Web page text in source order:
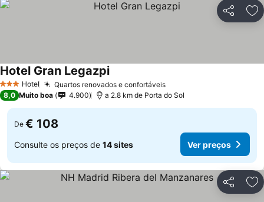
Partilhar
3 EstrelasHotel Quartos renovados e confortáveis
Hotel Gran Legazpi
8,0 Muito boa 4.900 a 2.8 km de Porta do Sol
De € 108
Consulte os preços de 14 sites Ver preços
Partilhar